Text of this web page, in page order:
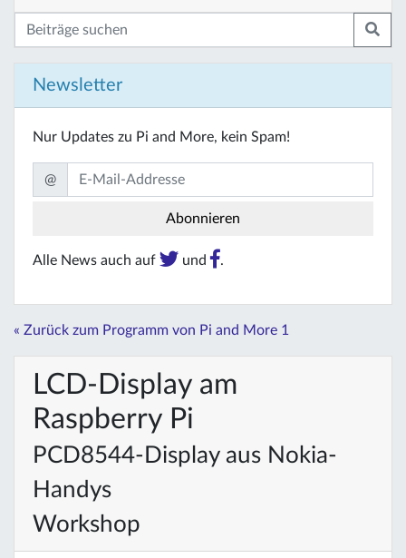
Newsletter
Nur Updates zu Pi and More, kein Spam!
@
Alle News auch auf und .
« Zurück zum Programm von Pi and More 1
LCD-Display am
Raspberry Pi
PCD8544-Display aus Nokia-
Handys
Workshop